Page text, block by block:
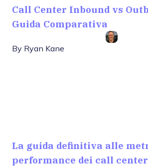
Call Center Inbound vs
Guida Comparativa
By Ryan Kane
La guida definitiva alle
performance dei call center